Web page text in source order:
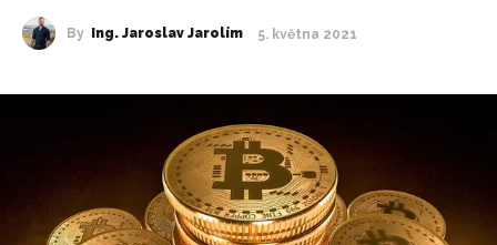
By Ing. Jaroslav Jarolím 5. května 2021